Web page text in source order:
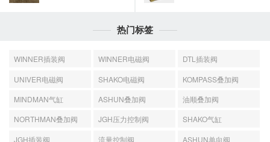
热门标签
WINNER插装阀 WINNER电磁阀
DTL插装阀
UNIVER电磁阀
SHAKO电磁阀
KOMPASS叠加阀
MINDMAN气缸
ASHUN叠加阀
油顺叠加阀
NORTHMAN叠加阀
JGH压力控制阀
SHAKO气缸
JGH插装阀
流量控制阀 ASHUN单向阀